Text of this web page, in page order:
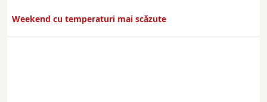
Weekend cu temperaturi mai scăzute